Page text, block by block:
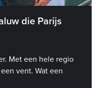
die Parijs
Met een hele regio
vent. Wat een